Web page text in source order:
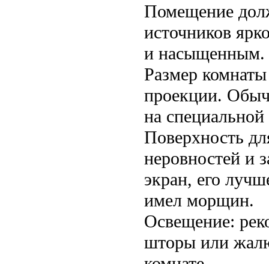
Помещение
источников
и насыщенным.
Размер
проекции.
на специальной
Поверхность
неровностей и
экран, его
имел морщин.
Освещение:
шторы или